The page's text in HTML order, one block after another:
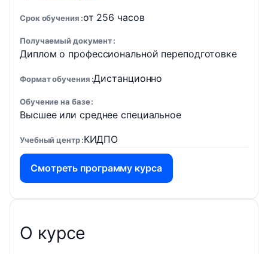
Срок обучения от 256 часов
Получаемый документ
Диплом о профессиональной переподготовке
Формат обучения Дистанционно
Обучение на базе
Высшее или среднее специальное
Учебный центр КИДПО
Смотреть программу курса
О курсе